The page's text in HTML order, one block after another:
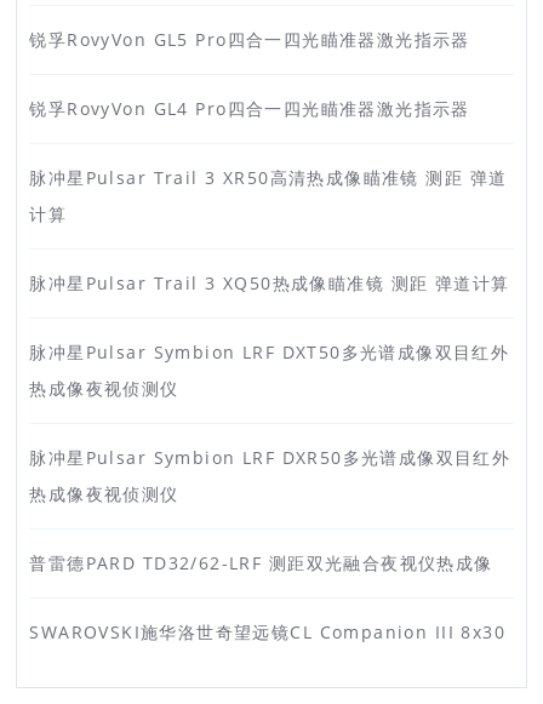
锐孚RovyVon GL5 Pro四合一四光瞄准器激光指示器
锐孚RovyVon GL4 Pro四合一四光瞄准器激光指示器
脉冲星Pulsar Trail 3 XR50高清热成像瞄准镜 测距 弹道
计算
脉冲星Pulsar Trail 3 XQ50热成像瞄准镜 测距 弹道计算
脉冲星Pulsar Symbion LRF DXT50多光谱成像双目红外
热成像夜视侦测仪
脉冲星Pulsar Symbion LRF DXR50多光谱成像双目红外
热成像夜视侦测仪
普雷德PARD TD32/62-LRF 测距双光融合夜视仪热成像
SWAROVSKI施华洛世奇望远镜CL Companion III 8x30